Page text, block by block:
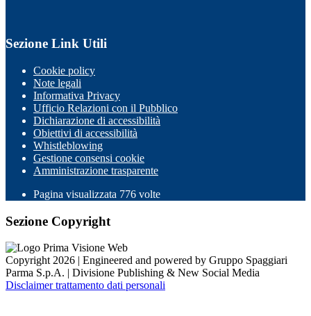
Sezione Link Utili
Cookie policy
Note legali
Informativa Privacy
Ufficio Relazioni con il Pubblico
Dichiarazione di accessibilità
Obiettivi di accessibilità
Whistleblowing
Gestione consensi cookie
Amministrazione trasparente
Pagina visualizzata 776 volte
Sezione Copyright
Copyright 2026 | Engineered and powered by Gruppo Spaggiari
Parma S.p.A. | Divisione Publishing & New Social Media
Disclaimer trattamento dati personali